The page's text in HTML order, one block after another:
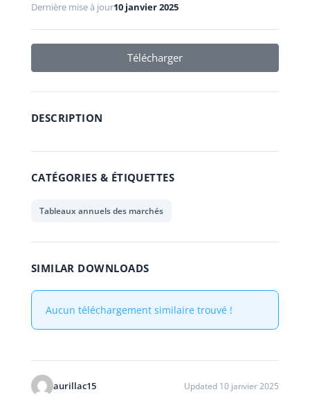
Dernière mise à jour10 janvier 2025
Télécharger
DESCRIPTION
CATÉGORIES & ÉTIQUETTES
Tableaux annuels des marchés
SIMILAR DOWNLOADS
Aucun téléchargement similaire trouvé !
aurillac15 Updated 10 janvier 2025